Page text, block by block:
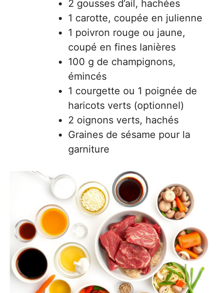
2 gousses d’ail, hachées
1 carotte, coupée en julienne
1 poivron rouge ou jaune,
coupé en fines lanières
100 g de champignons,
émincés
1 courgette ou 1 poignée de
haricots verts (optionnel)
2 oignons verts, hachés
Graines de sésame pour la
garniture